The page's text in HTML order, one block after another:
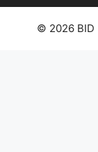
© 2026 BID